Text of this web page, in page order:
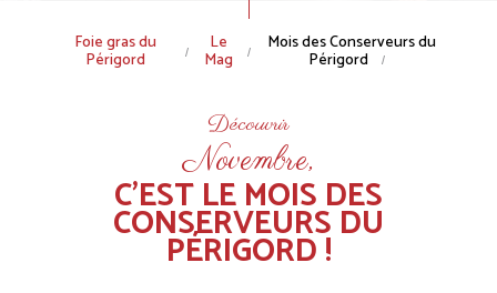
Fil
Foie gras du
Périgord
Le
Mag
Mois des Conserveurs du
Périgord
Découvrir
Novembre,
C’EST LE MOIS DES
CONSERVEURS DU
PÉRIGORD !